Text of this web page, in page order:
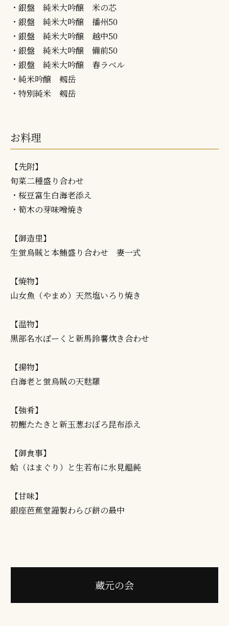
・銀盤 純米大吟醸 米の芯
・銀盤 純米大吟醸 播州50
・銀盤 純米大吟醸 越中50
・銀盤 純米大吟醸 備前50
・銀盤 純米大吟醸 春ラベル
・純米吟醸 剱岳
・特別純米 剱岳
お料理
【先附】
旬菜二種盛り合わせ
・桜豆富生白海老添え
・筍木の芽味噌焼き
【御造里】
生蛍烏賊と本鮪盛り合わせ 妻一式
【焼物】
山女魚（やまめ）天然塩いろり焼き
【温物】
黒部名水ぽーくと新馬鈴薯炊き合わせ
【揚物】
白海老と蛍烏賊の天麩羅
【強肴】
初鰹たたきと新玉葱おぼろ昆布添え
【御食事】
蛤（はまぐり）と生若布に氷見饂飩
【甘味】
銀座芭蕉堂謹製わらび餅の最中
蔵元の会